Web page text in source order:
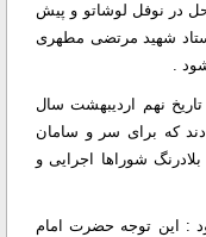
در نوفل لوشاتو و پیش
شهید مرتضی مطهری
.
نهم اردیبهشت سال
که برای سر و سامان
شوراها اجرایی و
: این توجه حضرت امام